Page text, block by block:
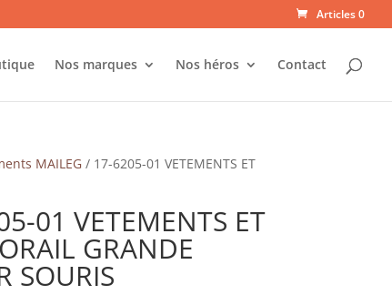
Articles 0
Nos marques Nos héros Contact
MAILEG/ 17-6205-01 VETEMENTS ET
01 VETEMENTS ET
GRANDE
SOURIS